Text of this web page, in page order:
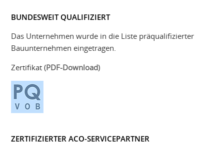
BUNDESWEIT QUALIFIZIERT
Das Unternehmen wurde in die Liste präqualifizierter
Bauunternehmen eingetragen.
Zertifikat (PDF-Download)
ZERTIFIZIERTER ACO-SERVICEPARTNER